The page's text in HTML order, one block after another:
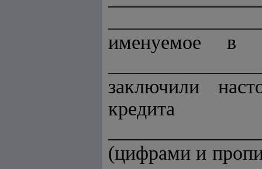
именуемое в
заключили
(цифрами и